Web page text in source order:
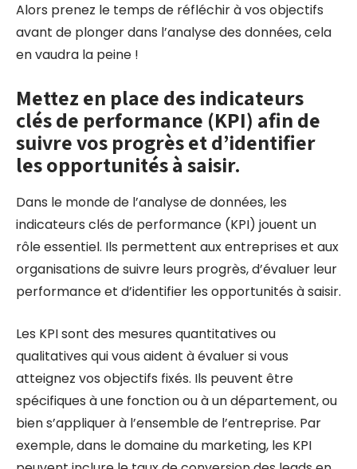
Alors prenez le temps de réfléchir à vos objectifs
avant de plonger dans l’analyse des données, cela
en vaudra la peine !
Mettez en place des indicateurs
clés de performance (KPI) afin de
suivre vos progrès et d’identifier
les opportunités à saisir.
Dans le monde de l’analyse de données, les
indicateurs clés de performance (KPI) jouent un
rôle essentiel. Ils permettent aux entreprises et aux
organisations de suivre leurs progrès, d’évaluer leur
performance et d’identifier les opportunités à saisir.
Les KPI sont des mesures quantitatives ou
qualitatives qui vous aident à évaluer si vous
atteignez vos objectifs fixés. Ils peuvent être
spécifiques à une fonction ou à un département, ou
bien s’appliquer à l’ensemble de l’entreprise. Par
exemple, dans le domaine du marketing, les KPI